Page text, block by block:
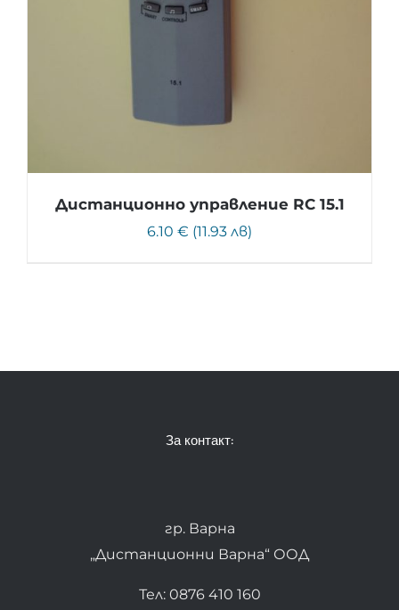
Дистанционно управление RC 15.1
6.10 € (11.93 лв)
За контакт:
гр. Варна
„Дистанционни Варна“ ООД
Тел: 0876 410 160